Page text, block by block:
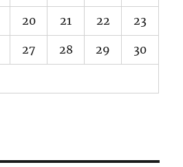
20 21 22 23
27 28 29 30